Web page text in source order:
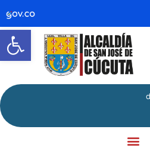
Abrir barra de